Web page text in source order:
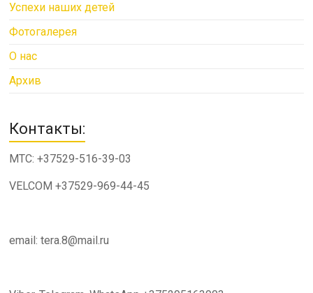
Успехи наших детей
Фотогалерея
О нас
Архив
Контакты:
МТС: +37529-516-39-03
VELCOM +37529-969-44-45
email: tera.8@mail.ru